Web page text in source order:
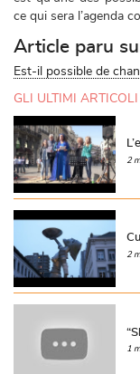
ce qui sera l’agenda
Article paru
Est-il possible de
GLI ULTIMI ARTICOLI
2
2
1